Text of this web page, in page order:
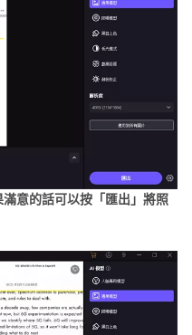
意的話可以按「匯出」將照